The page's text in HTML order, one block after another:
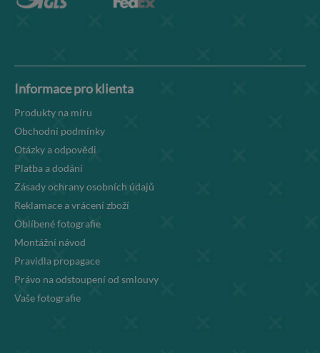
Informace pro klienta
Produkty na míru
Obchodní podmínky
Otázky a odpovědi
Platba a dodání
Zásady ochrany osobních údajů
Reklamace a vrácení zboží
Oblíbené fotografie
Montážní návod
Pravidla propagace
Právo na odstoupení od smlouvy
Vaše fotografie